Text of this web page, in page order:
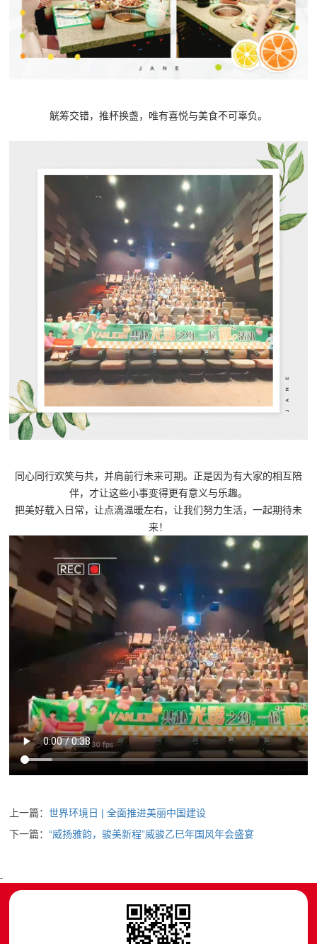
觥筹交错，推杯换盏，唯有喜悦与美食不可辜负。
同心同行欢笑与共，并肩前行未来可期。正是因为有大家的相互陪
伴，才让这些小事变得更有意义与乐趣。
把美好载入日常，让点滴温暖左右，让我们努力生活，一起期待未
来！
上一篇：世界环境日 | 全面推进美丽中国建设
下一篇：“威扬雅韵，骏美新程”威骏乙巳年国风年会盛宴
-